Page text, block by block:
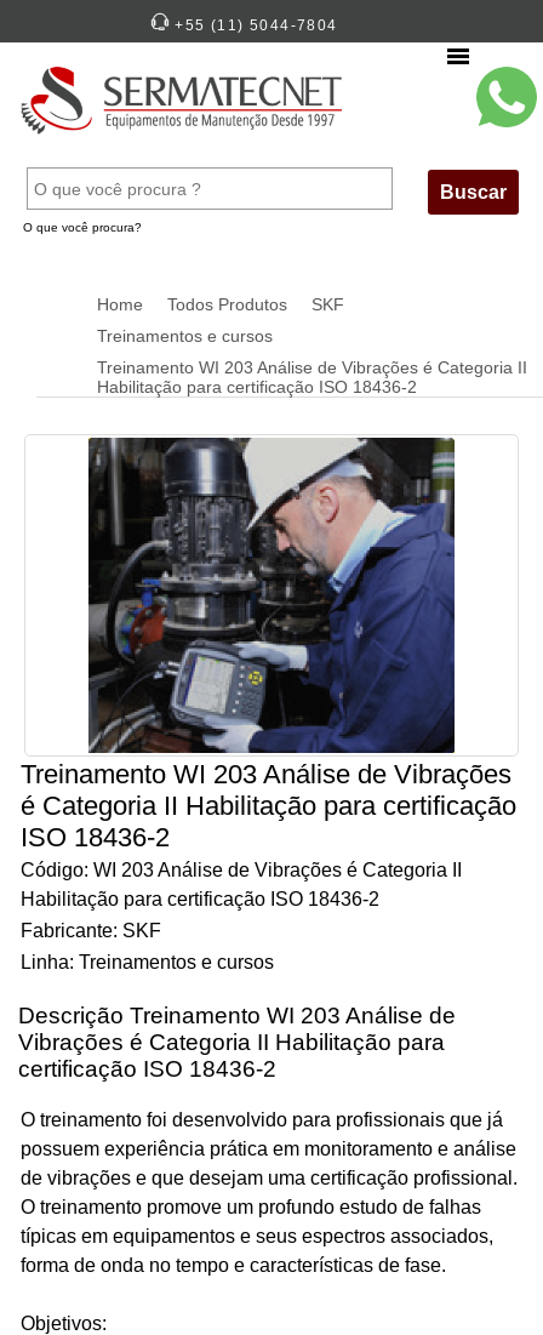
+55 (11) 5044-7804
Menu
O que você procura?
Buscar
Home Todos Produtos
SKF
Treinamentos e cursos
Treinamento WI 203 Análise de Vibrações é Categoria II
Habilitação para certificação ISO 18436-2
Treinamento WI 203 Análise de Vibrações
é Categoria II Habilitação para certificação
ISO 18436-2
Código: WI 203 Análise de Vibrações é Categoria II
Habilitação para certificação ISO 18436-2
Fabricante: SKF
Linha: Treinamentos e cursos
Descrição Treinamento WI 203 Análise de
Vibrações é Categoria II Habilitação para
certificação ISO 18436-2
O treinamento foi desenvolvido para profissionais que já
possuem experiência prática em monitoramento e análise
de vibrações e que desejam uma certificação profissional.
O treinamento promove um profundo estudo de falhas
típicas em equipamentos e seus espectros associados,
forma de onda no tempo e características de fase.
Objetivos: